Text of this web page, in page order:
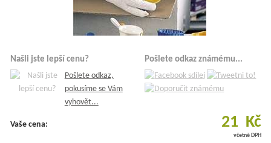
Našli jste lepší cenu?
Pošlete odkaz,
pokusíme se Vám
vyhovět...
Pošlete odkaz známému...
Vaše cena: 21 Kč
včetně DPH